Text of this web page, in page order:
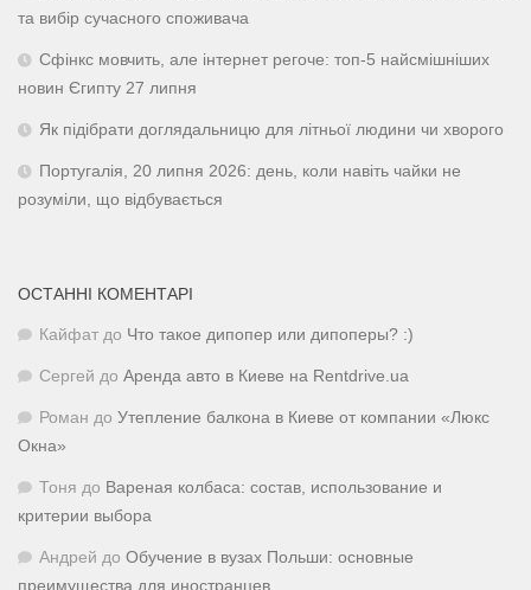
та вибір сучасного споживача
Сфінкс мовчить, але інтернет регоче: топ-5 найсмішніших
новин Єгипту 27 липня
Як підібрати доглядальницю для літньої людини чи хворого
Португалія, 20 липня 2026: день, коли навіть чайки не
розуміли, що відбувається
ОСТАННІ КОМЕНТАРІ
Кайфат до Что такое дипопер или дипоперы? :)
Сергей до Аренда авто в Киеве на Rentdrive.ua
Роман до Утепление балкона в Киеве от компании «Люкс
Окна»
Тоня до Вареная колбаса: состав, использование и
критерии выбора
Андрей до Обучение в вузах Польши: основные
преимущества для иностранцев